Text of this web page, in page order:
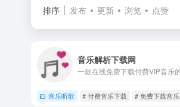
排序 发布 更新 浏览 点赞
音乐解析下载网
音乐听歌 # 付费音乐下载 # 免费下载音乐